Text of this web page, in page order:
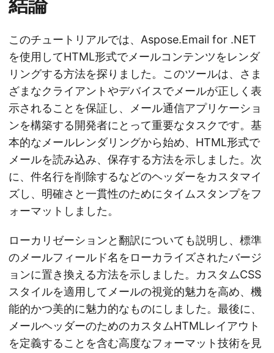
結論
このチュートリアルでは、Aspose.Email for .NET
を使用してHTML形式でメールコンテンツをレンダ
リングする方法を探りました。このツールは、さま
ざまなクライアントやデバイスでメールが正しく表
示されることを保証し、メール通信アプリケーショ
ンを構築する開発者にとって重要なタスクです。基
本的なメールレンダリングから始め、HTML形式で
メールを読み込み、保存する方法を示しました。次
に、件名行を削除するなどのヘッダーをカスタマイ
ズし、明確さと一貫性のためにタイムスタンプをフ
ォーマットしました。
ローカリゼーションと翻訳についても説明し、標準
のメールフィールド名をローカライズされたバージ
ョンに置き換える方法を示しました。カスタムCSS
スタイルを適用してメールの視覚的魅力を高め、機
能的かつ美的に魅力的なものにしました。最後に、
メールヘッダーのためのカスタムHTMLレイアウト
を定義することを含む高度なフォーマット技術を見